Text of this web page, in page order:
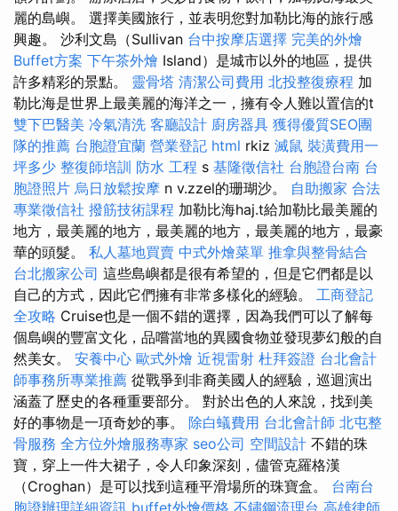
麗的島嶼。 選擇美國旅行，並表明您對加勒比海的旅行感
興趣。 沙利文島（Sullivan 台中按摩店選擇 完美的外燴
Buffet方案 下午茶外燴 Island）是城市以外的地區，提供
許多精彩的景點。 靈骨塔 清潔公司費用 北投整復療程 加
勒比海是世界上最美麗的海洋之一，擁有令人難以置信的t
雙下巴醫美 冷氣清洗 客廳設計 廚房器具 獲得優質SEO團
隊的推薦 台胞證宜蘭 營業登記 html rkiz 滅鼠 裝潢費用一
坪多少 整復師培訓 防水 工程 s 基隆徵信社 台胞證台南 台
胞證照片 烏日放鬆按摩 n v.zzel的珊瑚沙。 自助搬家 合法
專業徵信社 撥筋技術課程 加勒比海haj.t給加勒比最美麗的
地方，最美麗的地方，最美麗的地方，最美麗的地方，最豪
華的頭髮。 私人墓地買賣 中式外燴菜單 推拿與整骨結合
台北搬家公司 這些島嶼都是很有希望的，但是它們都是以
自己的方式，因此它們擁有非常多樣化的經驗。 工商登記
全攻略 Cruise也是一個不錯的選擇，因為我們可以了解每
個島嶼的豐富文化，品嚐當地的異國食物並發現夢幻般的自
然美女。 安養中心 歐式外燴 近視雷射 杜拜簽證 台北會計
師事務所專業推薦 從戰爭到非裔美國人的經驗，巡迴演出
涵蓋了歷史的各種重要部分。 對於出色的人來說，找到美
好的事物是一項奇妙的事。 除白蟻費用 台北會計師 北屯整
骨服務 全方位外燴服務專家 seo公司 空間設計 不錯的珠
寶，穿上一件大裙子，令人印象深刻，儘管克羅格漢
（Croghan）是可以找到這種平滑場所的珠寶盒。 台南台
胞證辦理詳細資訊 buffet外燴價格 不鏽鋼流理台 高雄律師